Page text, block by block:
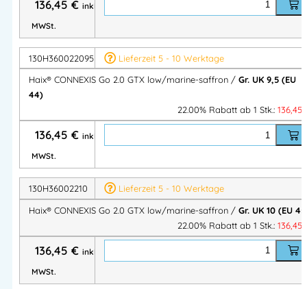
Herstellerinformationen
Hersteller:
HAIX Schuhe Produktions‑ und Vertriebs GmbH
Kontakt:
E-Mail: info@haix.de
136,45 € inkl.
MWSt.
130H360022095
Lieferzeit 5 - 10 Werktage
Haix® CONNEXIS Go 2.0 GTX low/marine-saffron / Gr. UK 9,5 (EU
44)
22.00% Rabatt ab 1 Stk.: 136,45
136,45 € inkl.
MWSt.
130H36002210
Lieferzeit 5 - 10 Werktage
Haix® CONNEXIS Go 2.0 GTX low/marine-saffron / Gr. UK 10 (EU
22.00% Rabatt ab 1 Stk.: 136,45
136,45 € inkl.
MWSt.